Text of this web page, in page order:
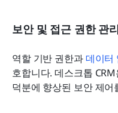
보안 및 접근 권한 관리
역할 기반 권한과 데이터
호합니다. 데스크톱
덕분에 향상된 보안 제어